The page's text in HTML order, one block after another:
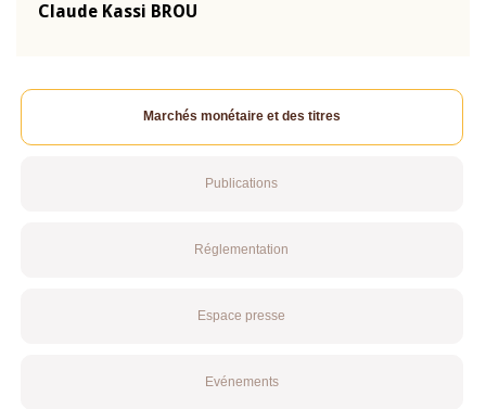
Claude Kassi BROU
Marchés monétaire et des titres
Publications
Réglementation
Espace presse
Evénements